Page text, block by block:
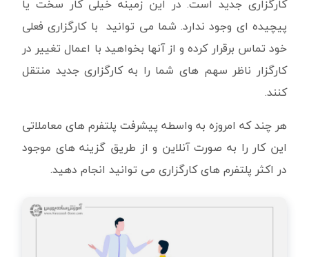
کارگزاری جدید است. در این زمینه خیلی کار سخت یا
پیچیده ای وجود ندارد. شما می توانید با کارگزاری فعلی
خود تماس برقرار کرده و از آنها بخواهید با اعمال تغییر در
کارگزار ناظر سهم های شما را به کارگزاری جدید منتقل
کنند.
هر چند که امروزه به واسطه پیشرفت پلتفرم های معاملاتی
این کار را به صورت آنلاین و از طریق گزینه های موجود
در اکثر پلتفرم های کارگزاری می توانید انجام دهید.